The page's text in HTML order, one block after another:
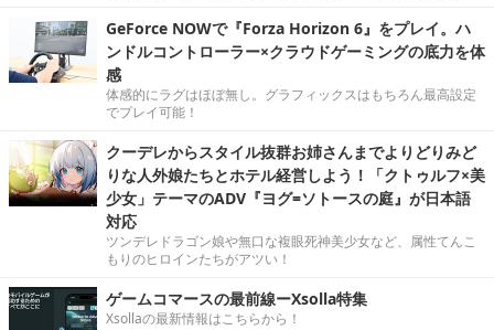
GeForce NOWで『Forza Horizon 6』をプレイ。ハ
ンドルコントローラー×クラウドゲーミングの底力を体
感
体感的にラグはほぼ無し。グラフィックスはもちろん最高設定
でプレイ可能！
クーデレからスタイル抜群お姉さんまでよりどりみど
りな人外娘たちとホテル経営しよう！「クトゥルフ×美
少女」テーマのADV『ヨグ=ソトースの庭』が日本語
対応
ツンデレドラゴン娘や無口な複眼死神美少女など、属性てんこ
もりのヒロインたちがアツい！
ゲームコマースの最前線ーXsolla特集
Xsollaの最新情報はこちらから！